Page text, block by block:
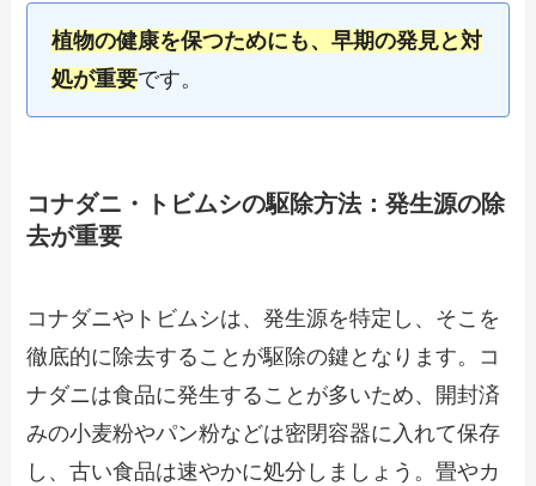
植物の健康を保つためにも、早期の発見と対
処が重要です。
コナダニ・トビムシの駆除方法：発生源の除
去が重要
コナダニやトビムシは、発生源を特定し、そこを
徹底的に除去することが駆除の鍵となります。コ
ナダニは食品に発生することが多いため、開封済
みの小麦粉やパン粉などは密閉容器に入れて保存
し、古い食品は速やかに処分しましょう。畳やカ